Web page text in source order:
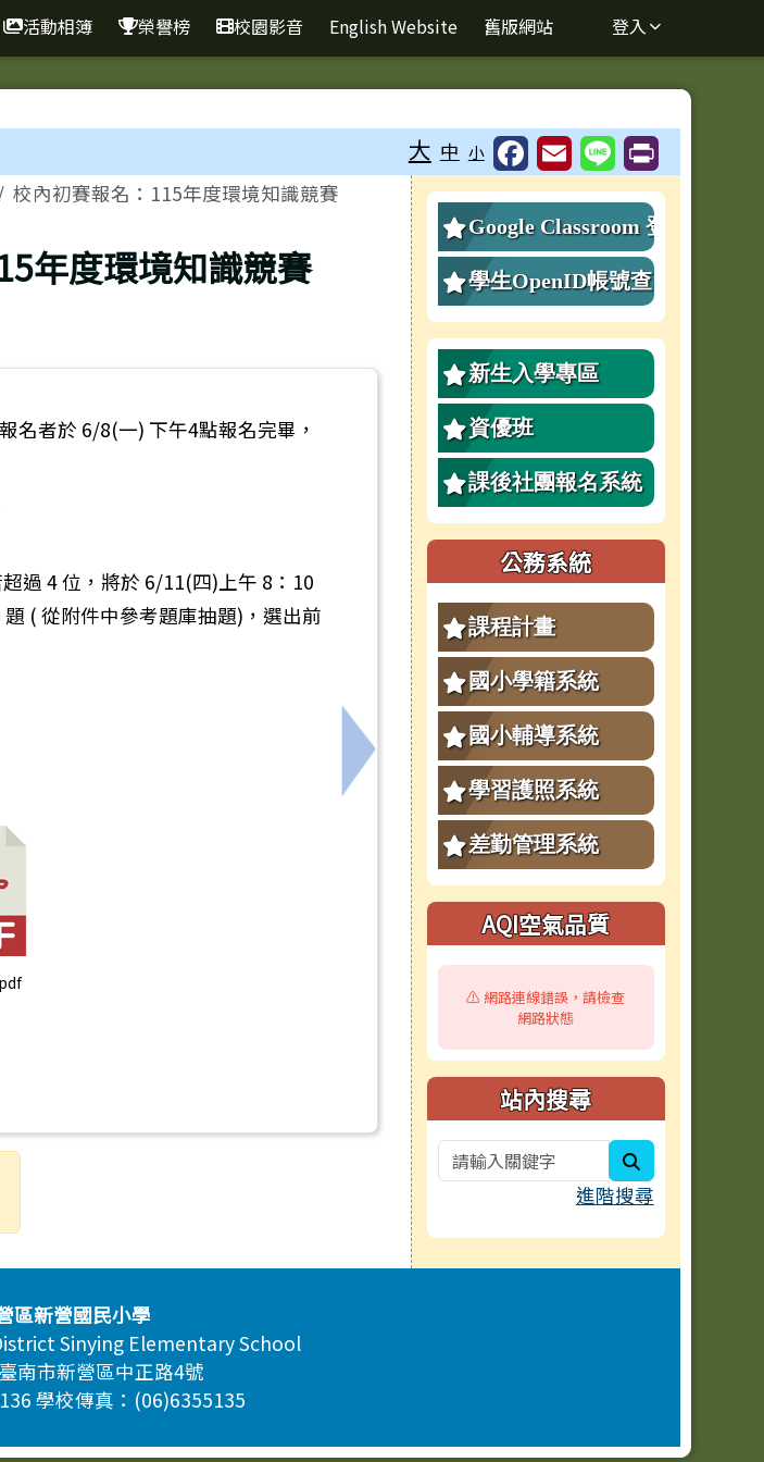
活動相簿 榮譽榜 校園影音 English Website 舊版網站 登入
⏸
大 中 小
校內初賽報名：115年度環境知識競賽
年度環境知識競賽
理115年度「修復式正義及創傷知情工作坊（北部場、中部場），歡迎報名
名者於 6/8(一) 下午4點報名完畢，
過 4 位，將於 6/11(四)上午 8：10
( 從附件中參考題庫抽題)，選出前
下一筆：社團法人台灣少年權益與福利促進聯
右邊區域內容
Google Classroom 登
入
學生OpenID帳號查
詢、重設密碼
新生入學專區
資優班
課後社團報名系統
公務系統
課程計畫
國小學籍系統
國小輔導系統
學習護照系統
差勤管理系統
AQI空氣品質
⚠️ 網路連線錯誤，請檢查
網路狀態
站內搜尋
進階搜尋
區新營國民小學
Sinying Elementary School
南市新營區中正路4號
學校傳真：(06)6355135